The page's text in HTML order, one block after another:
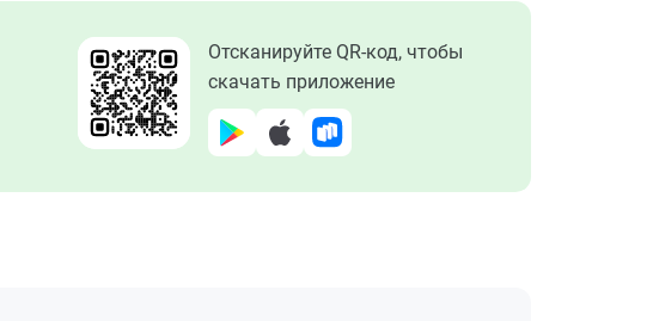
Отсканируйте QR-код, чтобы
скачать приложение